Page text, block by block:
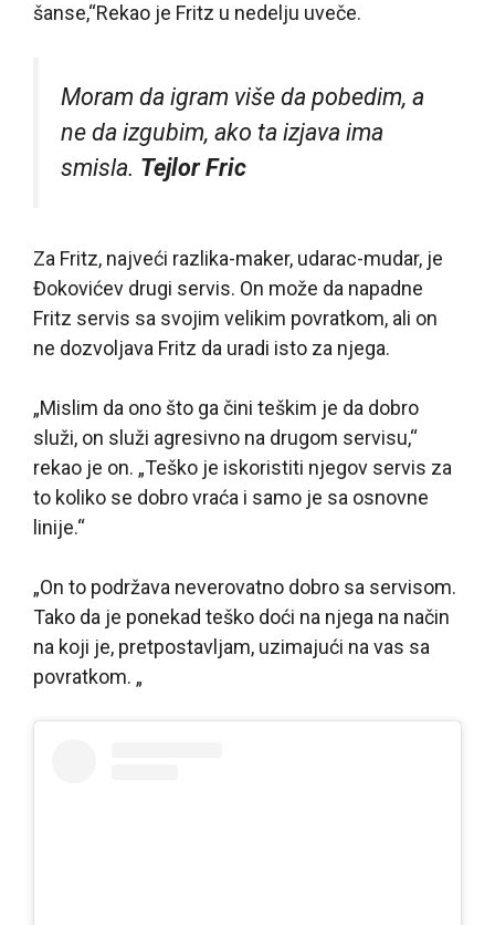
šanse,“Rekao je Fritz u nedelju uveče.
Moram da igram više da pobedim, a
ne da izgubim, ako ta izjava ima
smisla. Tejlor Fric
Za Fritz, najveći razlika-maker, udarac-mudar, je
Đokovićev drugi servis. On može da napadne
Fritz servis sa svojim velikim povratkom, ali on
ne dozvoljava Fritz da uradi isto za njega.
„Mislim da ono što ga čini teškim je da dobro
služi, on služi agresivno na drugom servisu,“
rekao je on. „Teško je iskoristiti njegov servis za
to koliko se dobro vraća i samo je sa osnovne
linije.“
„On to podržava neverovatno dobro sa servisom.
Tako da je ponekad teško doći na njega na način
na koji je, pretpostavljam, uzimajući na vas sa
povratkom. „